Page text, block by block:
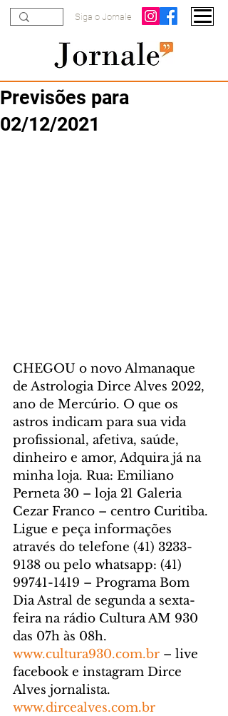
Siga o Jornale
Previsões para
02/12/2021
CHEGOU o novo Almanaque
de Astrologia Dirce Alves 2022,
ano de Mercúrio. O que os
astros indicam para sua vida
profissional, afetiva, saúde,
dinheiro e amor, Adquira já na
minha loja. Rua: Emiliano
Perneta 30 – loja 21 Galeria
Cezar Franco – centro Curitiba.
Ligue e peça informações
através do telefone (41) 3233-
9138 ou pelo whatsapp: (41)
99741-1419 – Programa Bom
Dia Astral de segunda a sexta-
feira na rádio Cultura AM 930
das 07h às 08h.
www.cultura930.com.br – live
facebook e instagram Dirce
Alves jornalista.
www.dircealves.com.br